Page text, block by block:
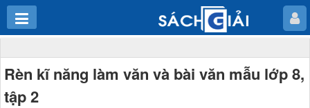
Rèn kĩ năng làm văn và bài văn mẫu lớp 8,
tập 2